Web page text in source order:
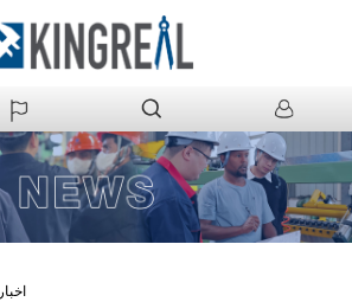
اخبار